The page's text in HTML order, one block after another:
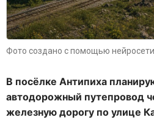
Фото создано с помощью нейросети
В посёлке Антипиха
автодорожный путепровод
железную дорогу по улице